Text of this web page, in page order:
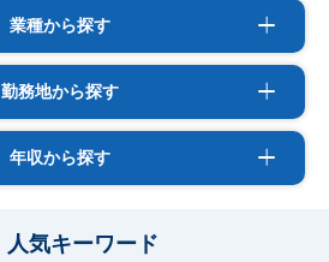
業種から探す
勤務地から探す
年収から探す
人気キーワード